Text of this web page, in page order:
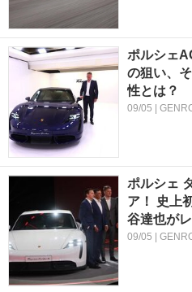
ポルシェ
の狙い、
性とは？
09/05 |
ポルシェ
ア！ 史上
谷達也が
09/05 |